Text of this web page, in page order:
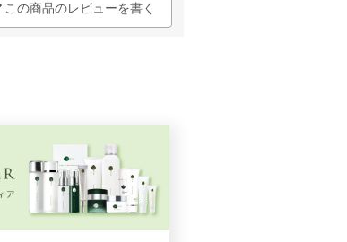
この商品のレビューを書く